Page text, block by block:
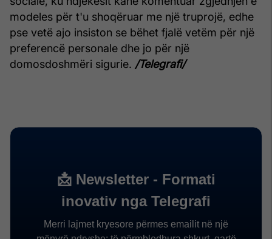
modeles për t'u shoqëruar me një truprojë, edhe
pse vetë ajo insiston se bëhet fjalë vetëm për një
preferencë personale dhe jo për një
domosdoshmëri sigurie. /Telegrafi/